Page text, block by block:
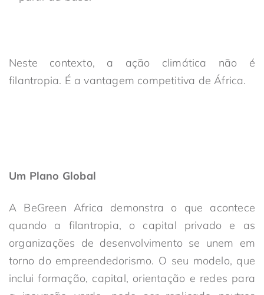
Neste contexto, a ação climática não é
filantropia. É a vantagem competitiva de África.
Um Plano Global
A BeGreen Africa demonstra o que acontece
quando a filantropia, o capital privado e as
organizações de desenvolvimento se unem em
torno do empreendedorismo. O seu modelo, que
inclui formação, capital, orientação e redes para